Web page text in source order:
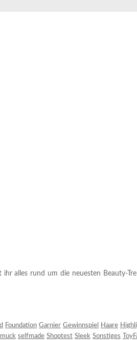
alles rund um die neuesten Beauty-
Foundation Garnier Gewinnspiel Haare
selfmade Shoptest Sleek Sonstiges